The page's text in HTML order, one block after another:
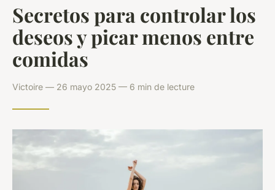
Secretos para controlar los
deseos y picar menos entre
comidas
Victoire — 26 mayo 2025 — 6 min de lecture